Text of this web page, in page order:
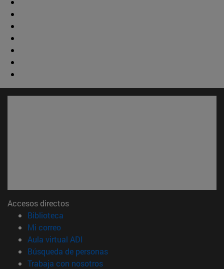
Accesos directos
Biblioteca
Mi correo(abre en nueva ventana)
Aula virtual ADI
Búsqueda de personas(abre en nueva ventana)
Trabaja con nosotros(abre en nueva ventana)